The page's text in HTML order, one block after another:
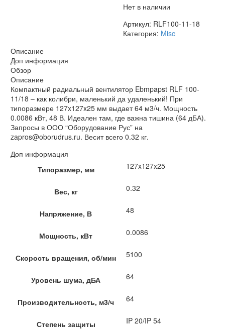
Нет в наличии
Артикул: RLF100-11-18
Категория: Misc
Описание
Доп информация
Обзор
Описание
Компактный радиальный вентилятор Ebmpapst RLF 100-
11/18 – как колибри, маленький да удаленький! При
типоразмере 127x127x25 мм выдает 64 м3/ч. Мощность
0.0086 кВт, 48 В. Идеален там, где важна тишина (64 дБА).
Запросы в ООО “Оборудование Рус” на
zapros@oborudrus.ru. Весит всего 0.32 кг.
Доп информация
Типоразмер, мм
127x127x25
Вес, кг 0.32
Напряжение, В 48
Мощность, кВт 0.0086
Скорость вращения, об/мин 5100
Уровень шума, дБА 64
Производительность, м3/ч 64
Степень защиты IP 20/IP 54